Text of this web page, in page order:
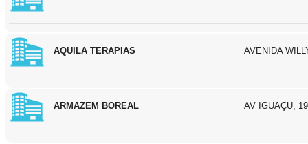
AQUILA TERAPIAS AVENIDA
ARMAZEM BOREAL AV IGUAÇU,